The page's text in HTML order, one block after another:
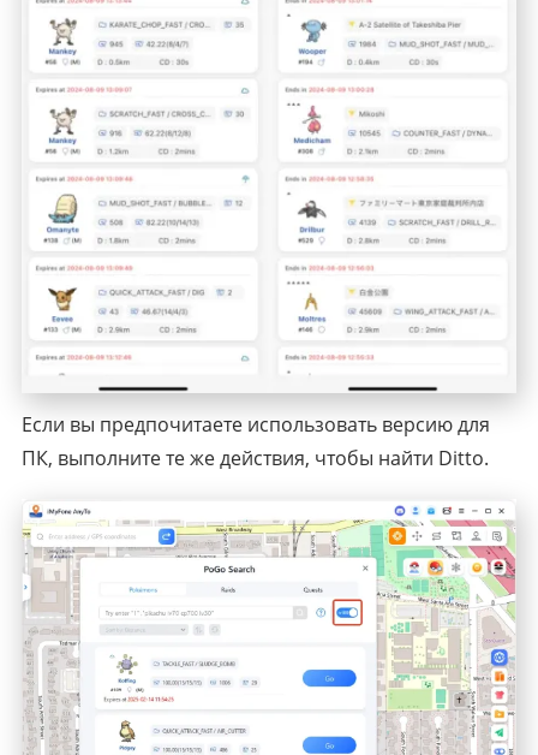
Если вы предпочитаете использовать версию для
ПК, выполните те же действия, чтобы найти Ditto.